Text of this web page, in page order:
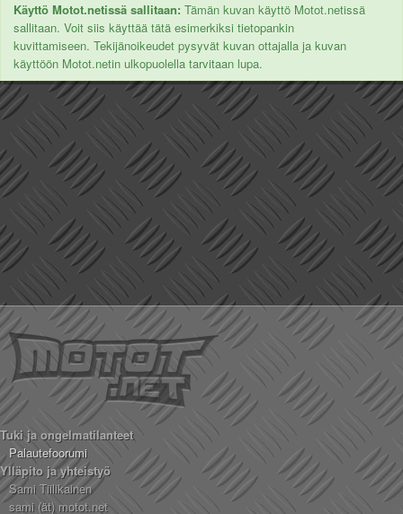
Käyttö Motot.netissä sallitaan: Tämän kuvan käyttö Motot.netissä
sallitaan. Voit siis käyttää tätä esimerkiksi tietopankin
kuvittamiseen. Tekijänoikeudet pysyvät kuvan ottajalla ja kuvan
käyttöön Motot.netin ulkopuolella tarvitaan lupa.
Tuki ja ongelmatilanteet
Palautefoorumi
Ylläpito ja yhteistyö
Sami Tiilikainen
sami (ät) motot.net